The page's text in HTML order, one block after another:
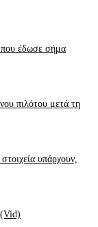
που έδωσε σήμα
πιλότου μετά τη
υπάρχουν,